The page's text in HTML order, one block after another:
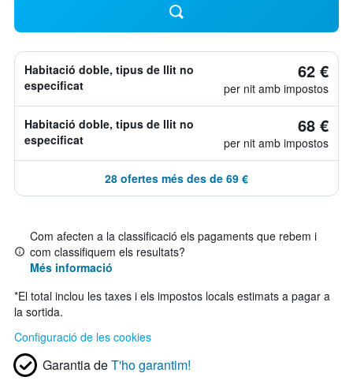
Habitació doble, tipus de llit no
especificat
62 €
per nit amb impostos
Habitació doble, tipus de llit no
especificat
68 €
per nit amb impostos
28 ofertes més des de 69 €
Com afecten a la classificació els pagaments que rebem i
com classifiquem els resultats?
Més informació
*El total inclou les taxes i els impostos locals estimats a pagar a
la sortida.
Configuració de les cookies
Garantia deT'ho garantim!